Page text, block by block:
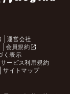
運営会社
会員規約
く表示
ービス利用規約
サイトマップ